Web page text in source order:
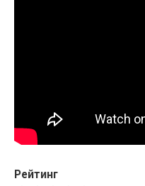
Рейтинг